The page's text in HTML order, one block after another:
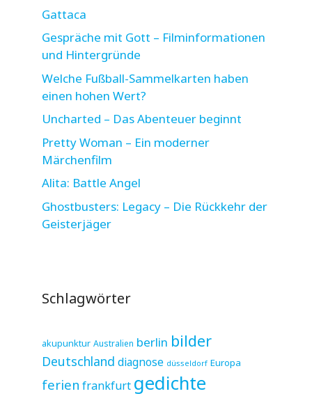
Gattaca
Gespräche mit Gott – Filminformationen
und Hintergründe
Welche Fußball-Sammelkarten haben
einen hohen Wert?
Uncharted – Das Abenteuer beginnt
Pretty Woman – Ein moderner
Märchenfilm
Alita: Battle Angel
Ghostbusters: Legacy – Die Rückkehr der
Geisterjäger
Schlagwörter
akupunktur Australien berlin bilder
Deutschland diagnose düsseldorf Europa
ferien frankfurt gedichte